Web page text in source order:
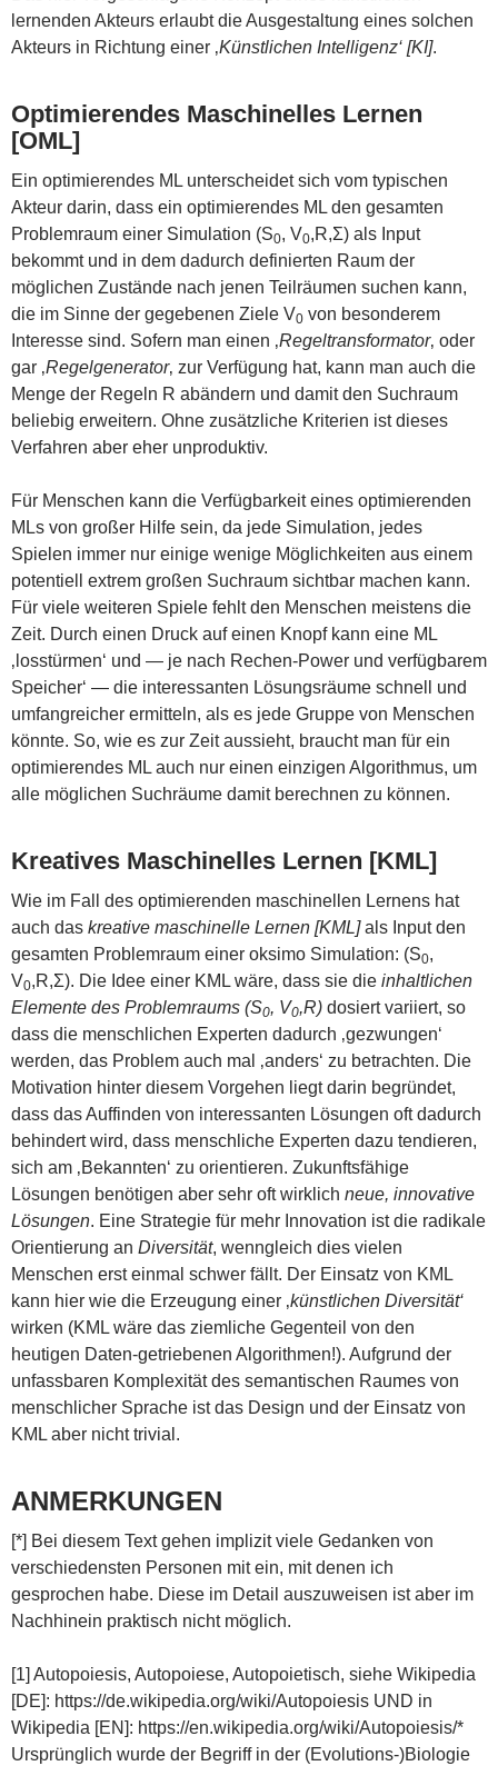
lernenden Akteurs erlaubt die Ausgestaltung eines solchen
Akteurs in Richtung einer ‚Künstlichen Intelligenz‘ [KI].
Optimierendes Maschinelles Lernen
[OML]
Ein optimierendes ML unterscheidet sich vom typischen
Akteur darin, dass ein optimierendes ML den gesamten
Problemraum einer Simulation (S0, V0,R,Σ) als Input
bekommt und in dem dadurch definierten Raum der
möglichen Zustände nach jenen Teilräumen suchen kann,
die im Sinne der gegebenen Ziele V0 von besonderem
Interesse sind. Sofern man einen ‚Regeltransformator‚ oder
gar ‚Regelgenerator‚ zur Verfügung hat, kann man auch die
Menge der Regeln R abändern und damit den Suchraum
beliebig erweitern. Ohne zusätzliche Kriterien ist dieses
Verfahren aber eher unproduktiv.
Für Menschen kann die Verfügbarkeit eines optimierenden
MLs von großer Hilfe sein, da jede Simulation, jedes
Spielen immer nur einige wenige Möglichkeiten aus einem
potentiell extrem großen Suchraum sichtbar machen kann.
Für viele weiteren Spiele fehlt den Menschen meistens die
Zeit. Durch einen Druck auf einen Knopf kann eine ML
‚losstürmen‘ und — je nach Rechen-Power und verfügbarem
Speicher‘ — die interessanten Lösungsräume schnell und
umfangreicher ermitteln, als es jede Gruppe von Menschen
könnte. So, wie es zur Zeit aussieht, braucht man für ein
optimierendes ML auch nur einen einzigen Algorithmus, um
alle möglichen Suchräume damit berechnen zu können.
Kreatives Maschinelles Lernen [KML]
Wie im Fall des optimierenden maschinellen Lernens hat
auch das kreative maschinelle Lernen [KML]als Input den
gesamten Problemraum einer oksimo Simulation: (S0,
V0,R,Σ). Die Idee einer KML wäre, dass sie die inhaltlichen
Elemente des Problemraums (S0, V0,R) dosiert variiert, so
dass die menschlichen Experten dadurch ‚gezwungen‘
werden, das Problem auch mal ‚anders‘ zu betrachten. Die
Motivation hinter diesem Vorgehen liegt darin begründet,
dass das Auffinden von interessanten Lösungen oft dadurch
behindert wird, dass menschliche Experten dazu tendieren,
sich am ‚Bekannten‘ zu orientieren. Zukunftsfähige
Lösungen benötigen aber sehr oft wirklich neue, innovative
Lösungen. Eine Strategie für mehr Innovation ist die radikale
Orientierung an Diversität, wenngleich dies vielen
Menschen erst einmal schwer fällt. Der Einsatz von KML
kann hier wie die Erzeugung einer ‚künstlichen Diversität‘
wirken (KML wäre das ziemliche Gegenteil von den
heutigen Daten-getriebenen Algorithmen!). Aufgrund der
unfassbaren Komplexität des semantischen Raumes von
menschlicher Sprache ist das Design und der Einsatz von
KML aber nicht trivial.
ANMERKUNGEN
[*] Bei diesem Text gehen implizit viele Gedanken von
verschiedensten Personen mit ein, mit denen ich
gesprochen habe. Diese im Detail auszuweisen ist aber im
Nachhinein praktisch nicht möglich.
[1] Autopoiesis, Autopoiese, Autopoietisch, siehe Wikipedia
[DE]: https://de.wikipedia.org/wiki/Autopoiesis UND in
Wikipedia [EN]: https://en.wikipedia.org/wiki/Autopoiesis/*
Ursprünglich wurde der Begriff in der (Evolutions-)Biologie